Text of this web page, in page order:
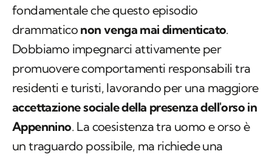
fondamentale che questo episodio
drammatico non venga mai dimenticato.
Dobbiamo impegnarci attivamente per
promuovere comportamenti responsabili tra
residenti e turisti, lavorando per una maggiore
accettazione sociale della presenza dell'orso in
Appennino. La coesistenza tra uomo e orso è
un traguardo possibile, ma richiede una